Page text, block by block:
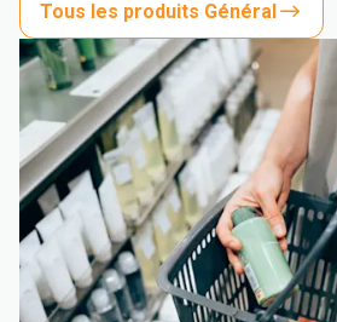
Tous les produits Général